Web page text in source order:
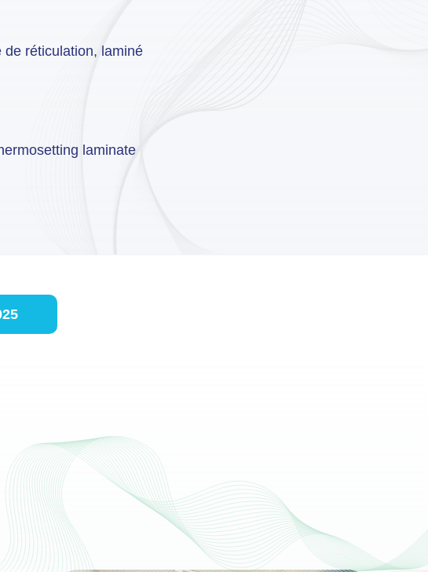
de réticulation, laminé
laminate